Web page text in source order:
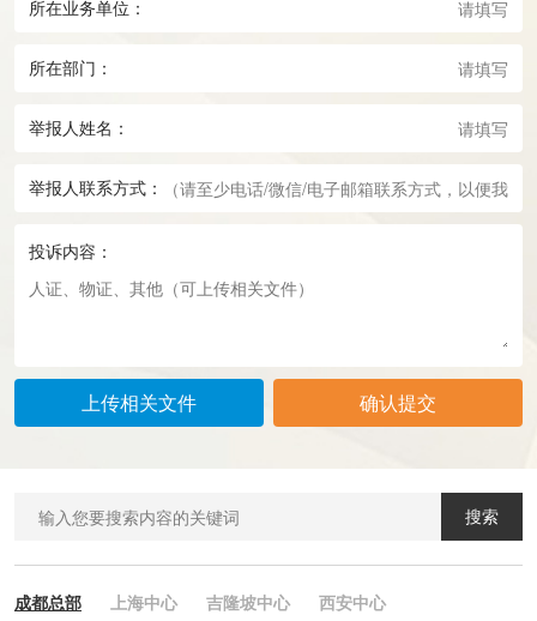
所在业务单位：
所在部门：
举报人姓名：
举报人联系方式：
投诉内容：
上传相关文件 确认提交
搜索
成都总部 上海中心 吉隆坡中心 西安中心